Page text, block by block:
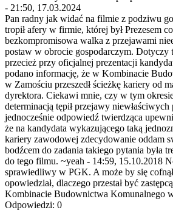
- 21:50, 17.03.2024
Pan radny jak widać na filmie z podziwu
tropił afery w firmie, której był Prezesem
bezkompromisowa walka z przejawami
postaw w obrocie gospodarczym. Dotyczy
przecież przy oficjalnej prezentacji
podano informację, że w Kombinacie
w Zamościu przeszedł ścieżkę kariery od
dyrektora. Ciekawi mnie, czy w tym
determinacją tępił przejawy
jednocześnie odpowiedź twierdząca
że na kandydata wykazującego taką
kariery zawodowej zdecydowanie oddam
bodźcem do zadania takiego pytania była
do tego filmu. ~yeah - 14:59, 15.10.2018
sprawiedliwy w PGK. A może by się
opowiedział, dlaczego przestał być
Kombinacie Budownictwa Komunalnego
Odpowiedzi: 0